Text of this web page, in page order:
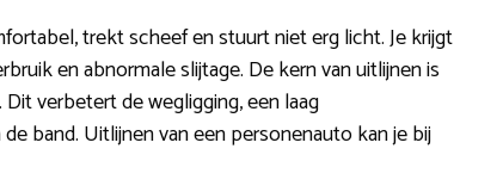
trekt scheef en stuurt niet erg licht. Je krijgt
en abnormale slijtage. De kern van uitlijnen is
verbetert de wegligging, een laag
band. Uitlijnen van een personenauto kan je bij